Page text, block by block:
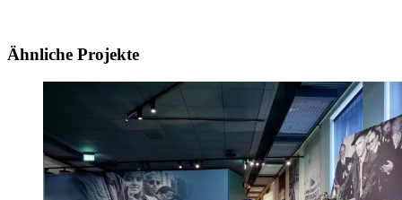
Ähnliche Projekte